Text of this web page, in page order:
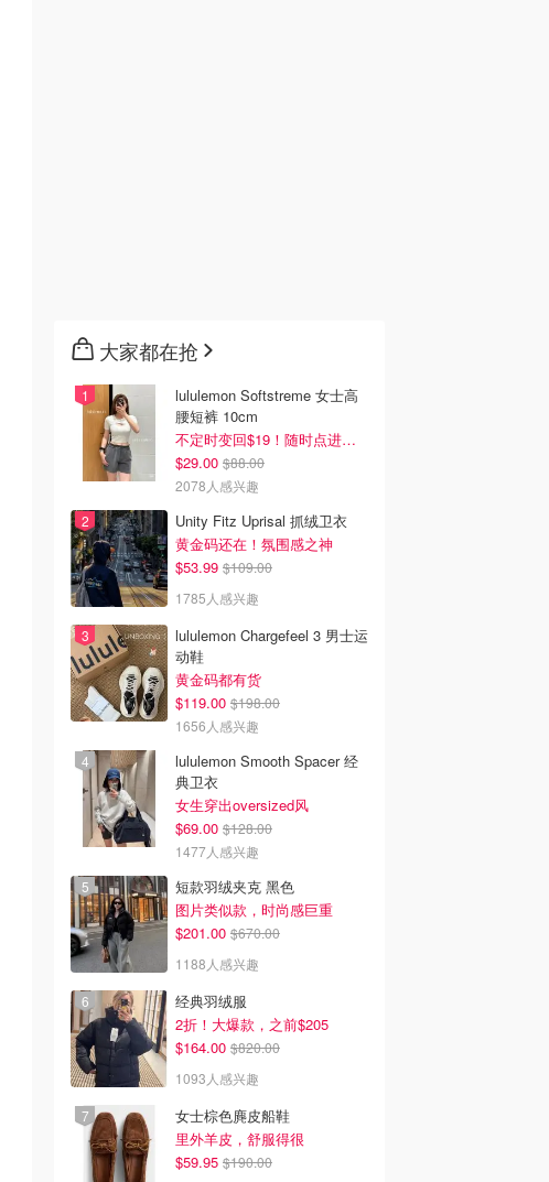
大家都在抢
lululemon Softstreme 女士高
腰短裤 10cm
不定时变回$19！随时点进来看
$29.00 $88.00
2078人感兴趣
Unity Fitz Uprisal 抓绒卫衣
黄金码还在！氛围感之神
$53.99 $109.00
1785人感兴趣
lululemon Chargefeel 3 男士运
动鞋
黄金码都有货
$119.00 $198.00
1656人感兴趣
lululemon Smooth Spacer 经
典卫衣
女生穿出oversized风
$69.00 $128.00
1477人感兴趣
短款羽绒夹克 黑色
图片类似款，时尚感巨重
$201.00 $670.00
1188人感兴趣
经典羽绒服
2折！大爆款，之前$205
$164.00 $820.00
1093人感兴趣
女士棕色麂皮船鞋
里外羊皮，舒服得很
$59.95 $190.00